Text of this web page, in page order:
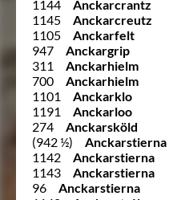
1144
Anckarcrantz
1145
Anckarcreutz
1105
Anckarfelt
947
Anckargrip
311
Anckarhielm
700
Anckarhielm
1101
Anckarklo
1191
Anckarloo
274
Anckarsköld
(942 ½)
Anckarstierna
1142
Anckarstierna
1143
Anckarstierna
96
Anckarstierna